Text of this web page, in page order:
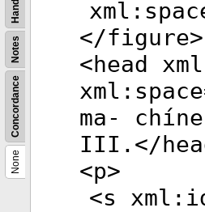
None
Concordance
Notes
</figure>
<head
xml:space
ma-
III.</
<p>
<s